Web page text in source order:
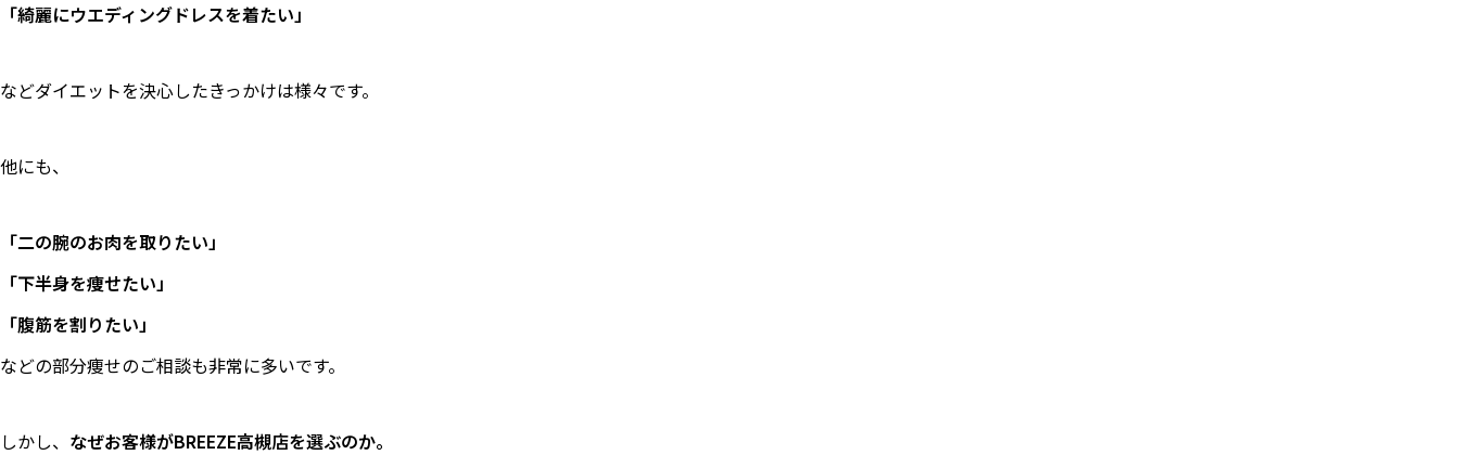
「綺麗にウエディングドレスを着たい」
などダイエットを決心したきっかけは様々です。
他にも、
「二の腕のお肉を取りたい」
「下半身を痩せたい」
「腹筋を割りたい」
などの部分痩せのご相談も非常に多いです。
しかし、 なぜお客様がBREEZE高槻店を選ぶのか。